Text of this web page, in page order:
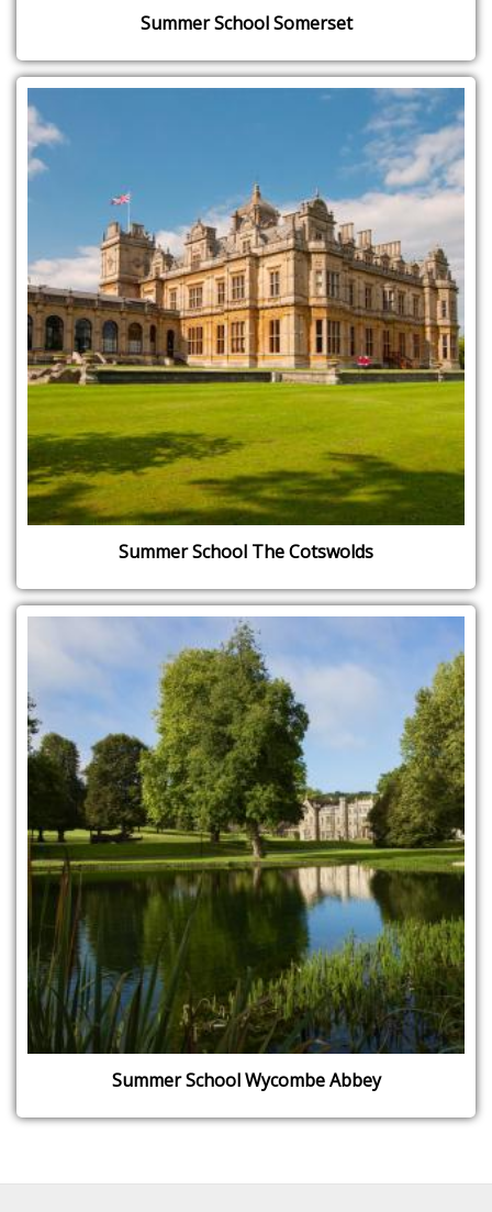
Summer School Somerset
Summer School The Cotswolds
Summer School Wycombe Abbey